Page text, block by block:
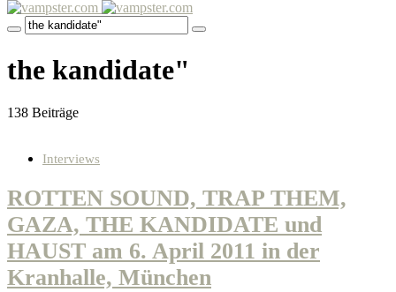
the kandidate"
138 Beiträge
Interviews
ROTTEN SOUND, TRAP THEM,
GAZA, THE KANDIDATE und
HAUST am 6. April 2011 in der
Kranhalle, München